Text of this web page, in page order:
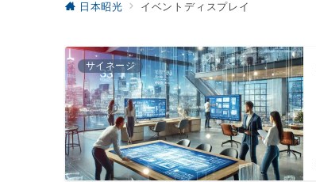
日本昭光 イベントディスプレイ
サイネージ